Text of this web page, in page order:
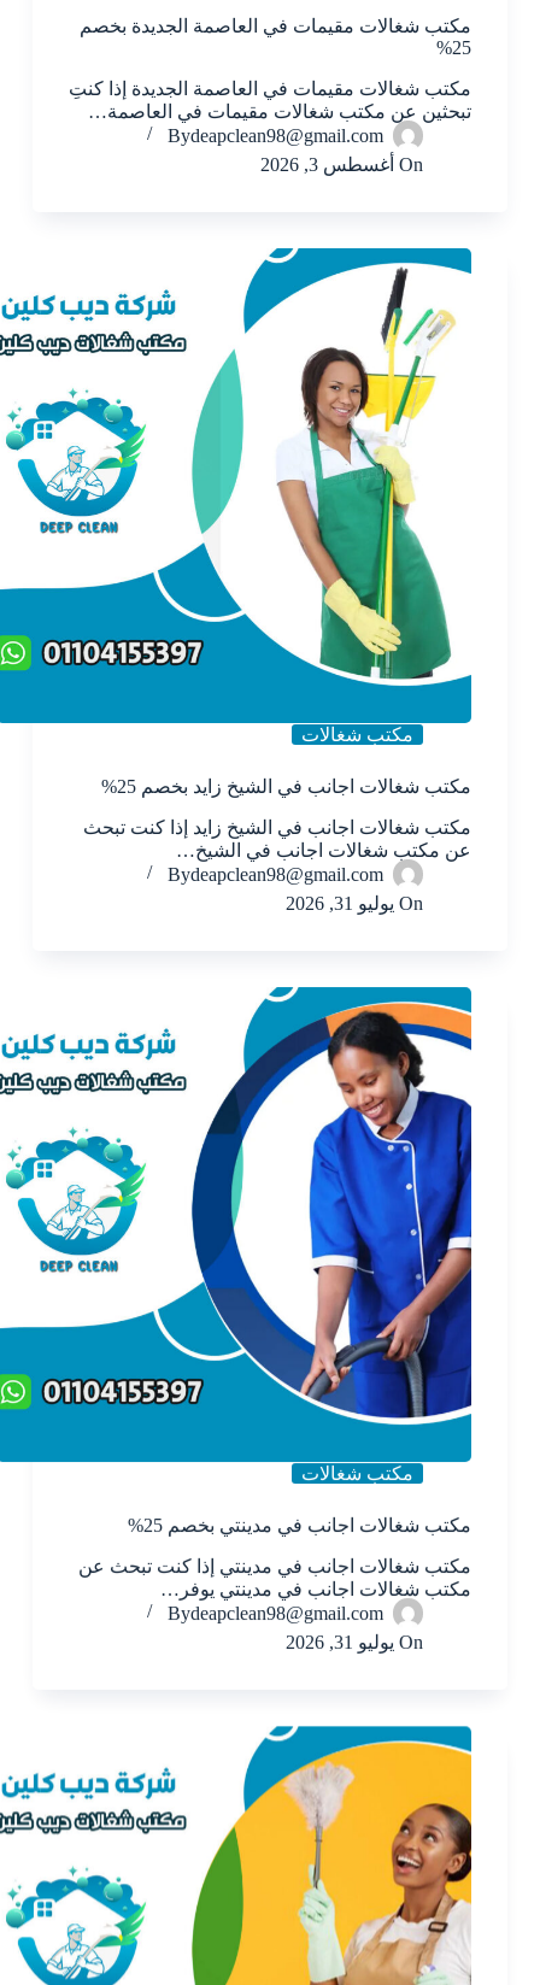
مكتب شغالات مقيمات في العاصمة الجديدة بخصم
25%
مكتب شغالات مقيمات في العاصمة الجديدة إذا كنتِ
تبحثين عن مكتب شغالات مقيمات في العاصمة…
Bydeapclean98@gmail.com
On أغسطس 3, 2026
مكتب شغالات
مكتب شغالات اجانب في الشيخ زايد بخصم 25%
مكتب شغالات اجانب في الشيخ زايد إذا كنت تبحث
عن مكتب شغالات اجانب في الشيخ…
Bydeapclean98@gmail.com
On يوليو 31, 2026
مكتب شغالات
مكتب شغالات اجانب في مدينتي بخصم 25%
مكتب شغالات اجانب في مدينتي إذا كنت تبحث عن
مكتب شغالات اجانب في مدينتي يوفر…
Bydeapclean98@gmail.com
On يوليو 31, 2026